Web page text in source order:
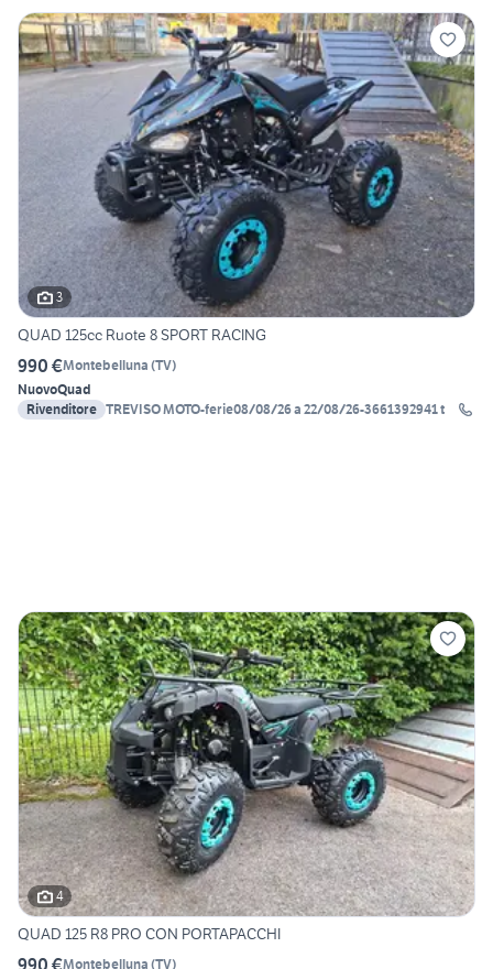
3
QUAD 125cc Ruote 8 SPORT RACING
990 €Montebelluna (TV)
NuovoQuad
Rivenditore TREVISO MOTO-ferie08/08/26 a 22/08/26-3661392941 t
4
QUAD 125 R8 PRO CON PORTAPACCHI
990 €Montebelluna (TV)